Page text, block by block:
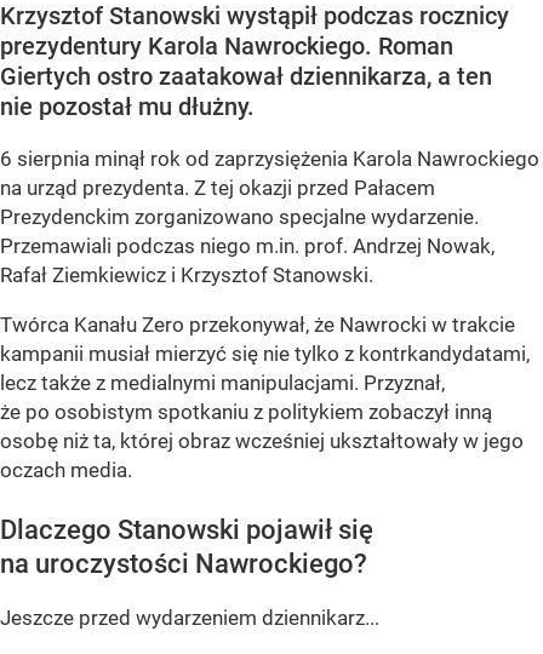
Krzysztof Stanowski wystąpił podczas rocznicy
prezydentury Karola Nawrockiego. Roman
Giertych ostro zaatakował dziennikarza, a ten
nie pozostał mu dłużny.
6 sierpnia minął rok od zaprzysiężenia Karola Nawrockiego
na urząd prezydenta. Z tej okazji przed Pałacem
Prezydenckim zorganizowano specjalne wydarzenie.
Przemawiali podczas niego m.in. prof. Andrzej Nowak,
Rafał Ziemkiewicz i Krzysztof Stanowski.
Twórca Kanału Zero przekonywał, że Nawrocki w trakcie
kampanii musiał mierzyć się nie tylko z kontrkandydatami,
lecz także z medialnymi manipulacjami. Przyznał,
że po osobistym spotkaniu z politykiem zobaczył inną
osobę niż ta, której obraz wcześniej ukształtowały w jego
oczach media.
Dlaczego Stanowski pojawił się
na uroczystości Nawrockiego?
Jeszcze przed wydarzeniem dziennikarz...